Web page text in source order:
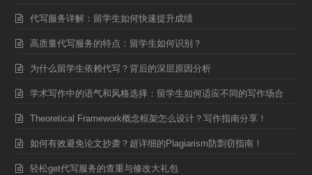
代写服务详解：留学生如何快速提升成绩
高质量代写服务的特点：留学生如何识别？
为什么留学生依赖代写？背后的深层原因分析
学术写作中的语气和风格选择：留学生如何适应不同的写作场合
Theoretical Framework概念框架怎么设计？写作指南分享！
如何有效避免论文抄袭？超详细的Plagiarism防剽窃指南！
轻松get代写服务的查重与修改大礼包